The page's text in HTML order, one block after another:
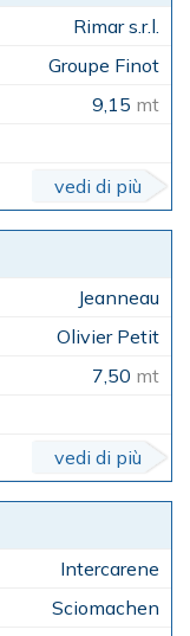
Rimar s.r.l.
Groupe Finot
9,15 mt
vedi di più
Jeanneau
Olivier Petit
7,50 mt
vedi di più
Intercarene
Sciomachen